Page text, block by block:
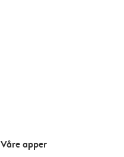
Våre apper